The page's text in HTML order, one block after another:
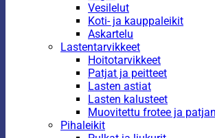
Vesilelut
Koti- ja kauppaleikit
Askartelu
Lastentarvikkeet
Hoitotarvikkeet
Patjat ja peitteet
Lasten astiat
Lasten kalusteet
Muovitettu frotee ja
Pihaleikit